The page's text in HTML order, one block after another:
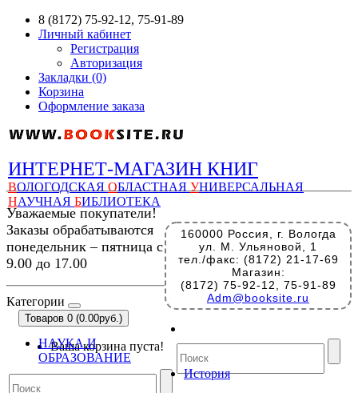
8 (8172) 75-92-12, 75-91-89
Личный кабинет
Регистрация
Авторизация
Закладки (0)
Корзина
Оформление заказа
ИНТЕРНЕТ-МАГАЗИН КНИГ
ВОЛОГОДСКАЯ ОБЛАСТНАЯ УНИВЕРСАЛЬНАЯ
НАУЧНАЯ БИБЛИОТЕКА
160000 Россия, г. Вологда
ул. М. Ульяновой, 1
тел./факс: (8172) 21-17-69
Магазин:
(8172) 75-92-12, 75-91-89
Adm@booksite.ru
Уважаемые покупатели!
Заказы обрабатываются
понедельник – пятница с
9.00 до 17.00
Категории
Товаров 0 (0.00руб.)
Ваша корзина пуста!
НАУКА И
ОБРАЗОВАНИЕ
История